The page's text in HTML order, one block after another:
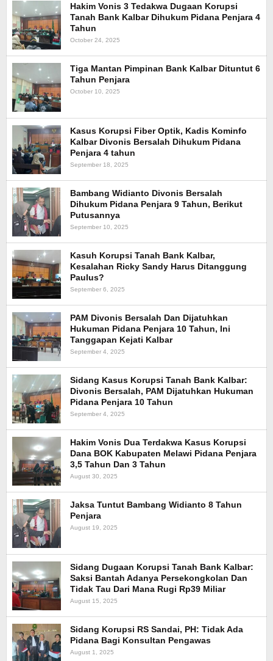
Hakim Vonis 3 Tedakwa Dugaan Korupsi
Tanah Bank Kalbar Dihukum Pidana Penjara 4
Tahun
October 24, 2025
Tiga Mantan Pimpinan Bank Kalbar Dituntut 6
Tahun Penjara
October 10, 2025
Kasus Korupsi Fiber Optik, Kadis Kominfo
Kalbar Divonis Bersalah Dihukum Pidana
Penjara 4 tahun
September 18, 2025
Bambang Widianto Divonis Bersalah
Dihukum Pidana Penjara 9 Tahun, Berikut
Putusannya
September 10, 2025
Kasuh Korupsi Tanah Bank Kalbar,
Kesalahan Ricky Sandy Harus Ditanggung
Paulus?
September 6, 2025
PAM Divonis Bersalah Dan Dijatuhkan
Hukuman Pidana Penjara 10 Tahun, Ini
Tanggapan Kejati Kalbar
September 4, 2025
Sidang Kasus Korupsi Tanah Bank Kalbar:
Divonis Bersalah, PAM Dijatuhkan Hukuman
Pidana Penjara 10 Tahun
September 4, 2025
Hakim Vonis Dua Terdakwa Kasus Korupsi
Dana BOK Kabupaten Melawi Pidana Penjara
3,5 Tahun Dan 3 Tahun
August 30, 2025
Jaksa Tuntut Bambang Widianto 8 Tahun
Penjara
August 19, 2025
Sidang Dugaan Korupsi Tanah Bank Kalbar:
Saksi Bantah Adanya Persekongkolan Dan
Tidak Tau Dari Mana Rugi Rp39 Miliar
August 15, 2025
Sidang Korupsi RS Sandai, PH: Tidak Ada
Pidana Bagi Konsultan Pengawas
August 1, 2025